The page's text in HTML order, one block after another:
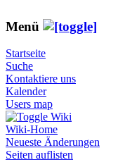
Menü
Startseite
Suche
Kontaktiere uns
Kalender
Users map
Wiki
Wiki-Home
Neueste Änderungen
Seiten auflisten